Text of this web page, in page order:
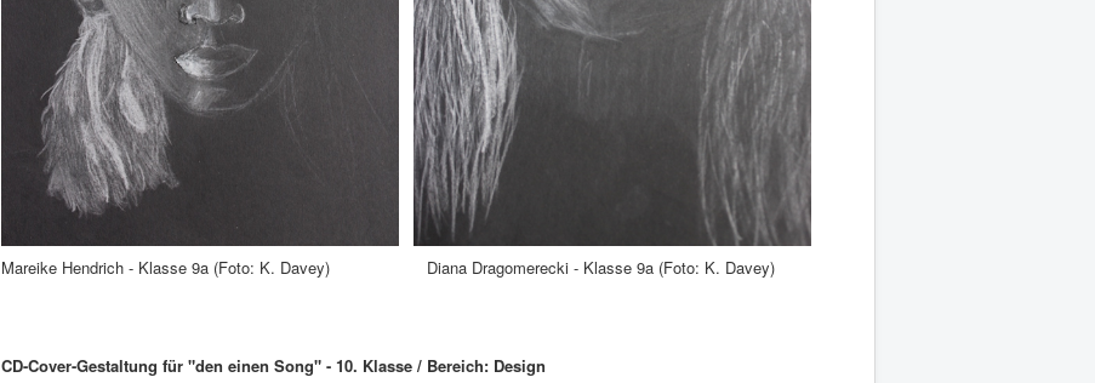
Mareike Hendrich - Klasse 9a (Foto: K. Davey) Diana Dragomerecki - Klasse 9a (Foto: K. Davey)
CD-Cover-Gestaltung für "den einen Song" - 10. Klasse / Bereich: Design